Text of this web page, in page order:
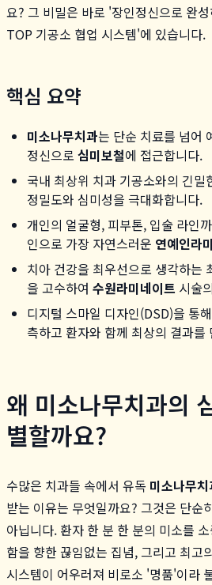
요? 그 비밀은 바로 '장인정신으로 완
TOP 기공소 협업 시스템'에 있습니다.
핵심 요약
미소나무치과는 단순 치료를 넘어
정신으로 심미보철에 접근합니다.
국내 최상위 치과 기공소와의 긴밀
정밀도와 심미성을 극대화합니다.
개인의 얼굴형, 피부톤, 입술 라인
인으로 가장 자연스러운 연예인라
치아 건강을 최우선으로 생각하는
을 고수하여 수원라미네이트 시술
디지털 스마일 디자인(DSD)을 통
측하고 환자와 함께 최상의 결과를
왜 미소나무치과의
별할까요?
수많은 치과들 속에서 유독 미소나무치
받는 이유는 무엇일까요? 그것은 단순
아닙니다. 환자 한 분 한 분의 미소를
함을 향한 끊임없는 집념, 그리고 최고
시스템이 어우러져 비로소 '명품'이라